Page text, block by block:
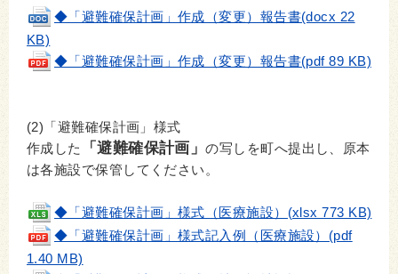
◆「避難確保計画」作成（変更）報告書(docx 22
KB)
◆「避難確保計画」作成（変更）報告書(pdf 89 KB)
(2) 「避難確保計画」様式
作成した
「避難確保計画」の写しを町へ提出し、原本
は各施設で保管してください。
◆「避難確保計画」様式（医療施設）(xlsx 773 KB)
◆「避難確保計画」様式記入例（医療施設）(pdf
1.40 MB)